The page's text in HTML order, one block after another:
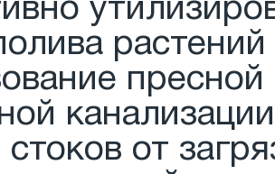
стоков от